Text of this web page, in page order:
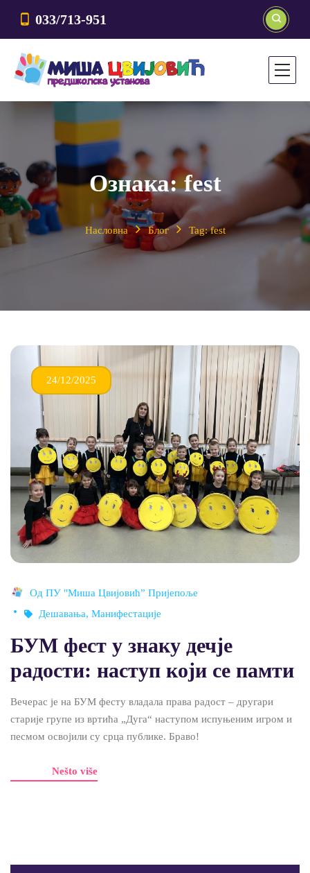
033/713-951
Ознака:fest
Насловна Блог Tag: fest
24/12/2025
Од ПУ "Миша Цвијовић” Пријепоље
Дешавања, Манифестације
БУМ фест у знаку дечје
радости: наступ који се памти
Вечерас је на БУМ фесту владала права радост – другари
старије групе из вртића „Дуга“ наступом испуњеним игром и
песмом освојили су срца публике. Браво!
Nešto više